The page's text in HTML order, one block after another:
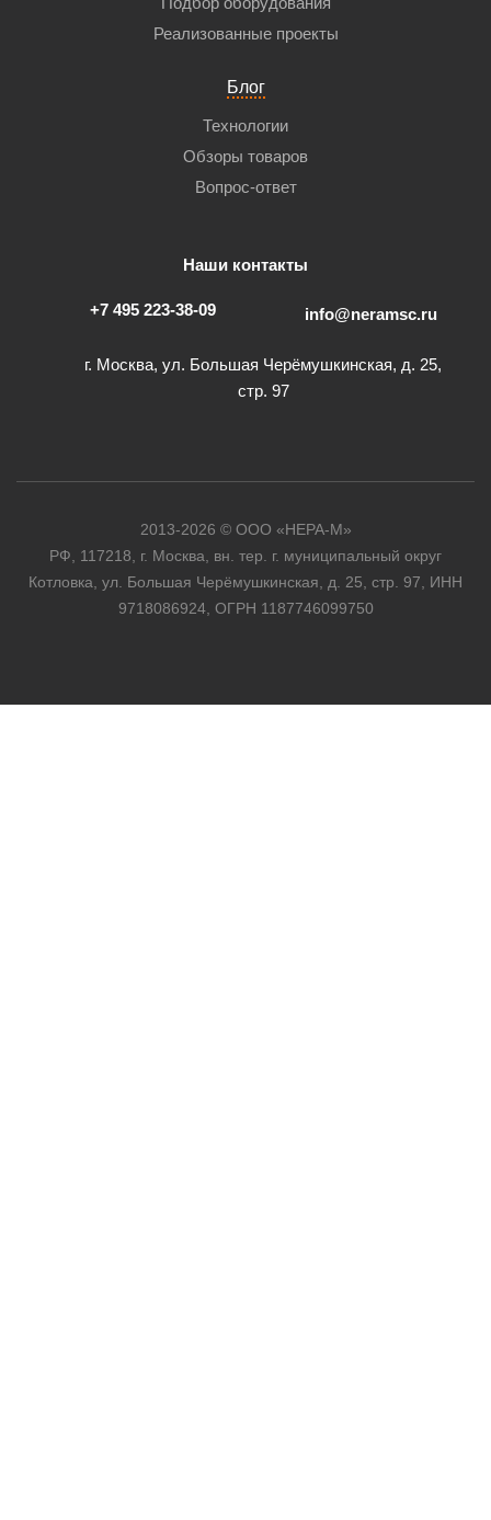
Реализованные проекты
Блог
Технологии
Обзоры товаров
Вопрос-ответ
Наши контакты
+7 495 223-38-09 info@neramsc.ru
г. Москва, ул. Большая Черёмушкинская, д. 25,
стр. 97
2013-2026 © ООО «НЕРА-М»
РФ, 117218, г. Москва, вн. тер. г. муниципальный округ
Котловка, ул. Большая Черёмушкинская, д. 25, стр. 97, ИНН
9718086924, ОГРН 1187746099750